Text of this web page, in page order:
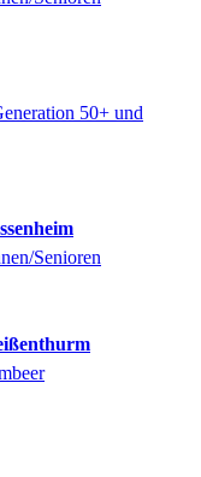
50+ und
Senioren